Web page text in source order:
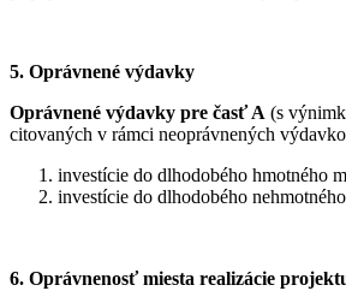
5. Oprávnené výdavky
Oprávnené výdavky pre časť A (s
citovaných v rámci neoprávnených
investície do dlhodobého hmotného
investície do dlhodobého
6. Oprávnenosť miesta realizácie